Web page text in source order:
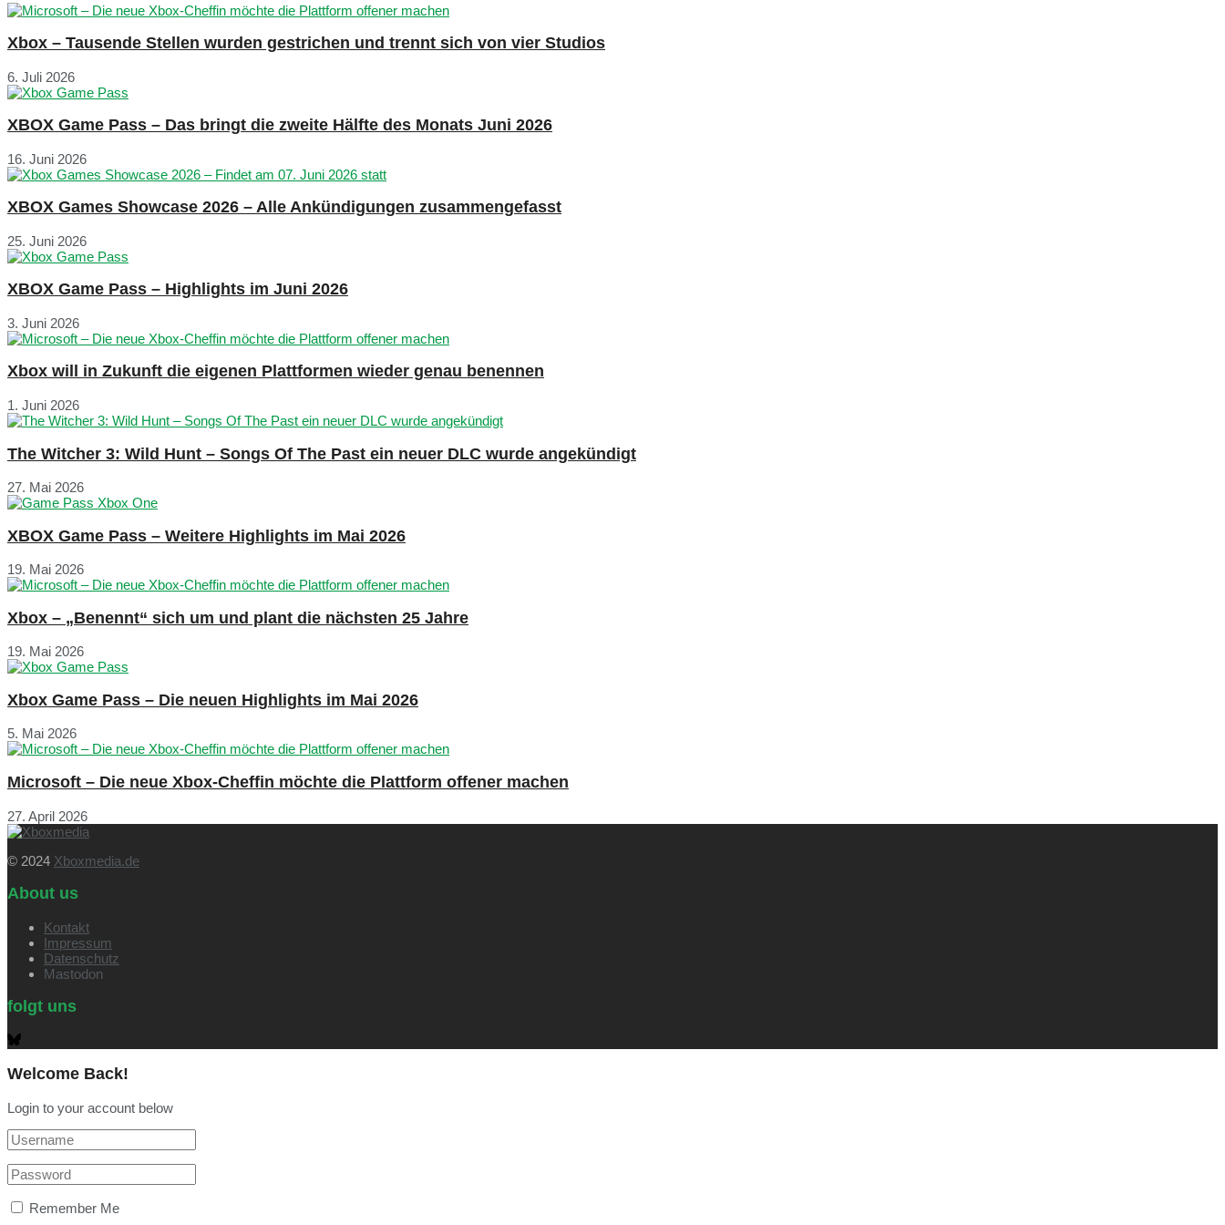
Xbox – Tausende Stellen wurden gestrichen und trennt sich von vier Studios
6. Juli 2026
XBOX Game Pass – Das bringt die zweite Hälfte des Monats Juni 2026
16. Juni 2026
XBOX Games Showcase 2026 – Alle Ankündigungen zusammengefasst
25. Juni 2026
XBOX Game Pass – Highlights im Juni 2026
3. Juni 2026
Xbox will in Zukunft die eigenen Plattformen wieder genau benennen
1. Juni 2026
The Witcher 3: Wild Hunt – Songs Of The Past ein neuer DLC wurde angekündigt
27. Mai 2026
XBOX Game Pass – Weitere Highlights im Mai 2026
19. Mai 2026
Xbox – „Benennt“ sich um und plant die nächsten 25 Jahre
19. Mai 2026
Xbox Game Pass – Die neuen Highlights im Mai 2026
5. Mai 2026
Microsoft – Die neue Xbox-Cheffin möchte die Plattform offener machen
27. April 2026
© 2024 Xboxmedia.de
About us
Kontakt
Impressum
Datenschutz
Mastodon
folgt uns
Welcome Back!
Login to your account below
Remember Me